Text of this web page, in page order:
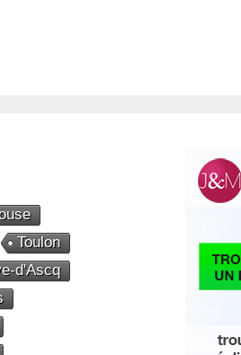
Toulon
d'Ascq